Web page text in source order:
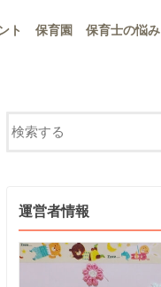
ト 保育園 保育士の悩み
運営者情報